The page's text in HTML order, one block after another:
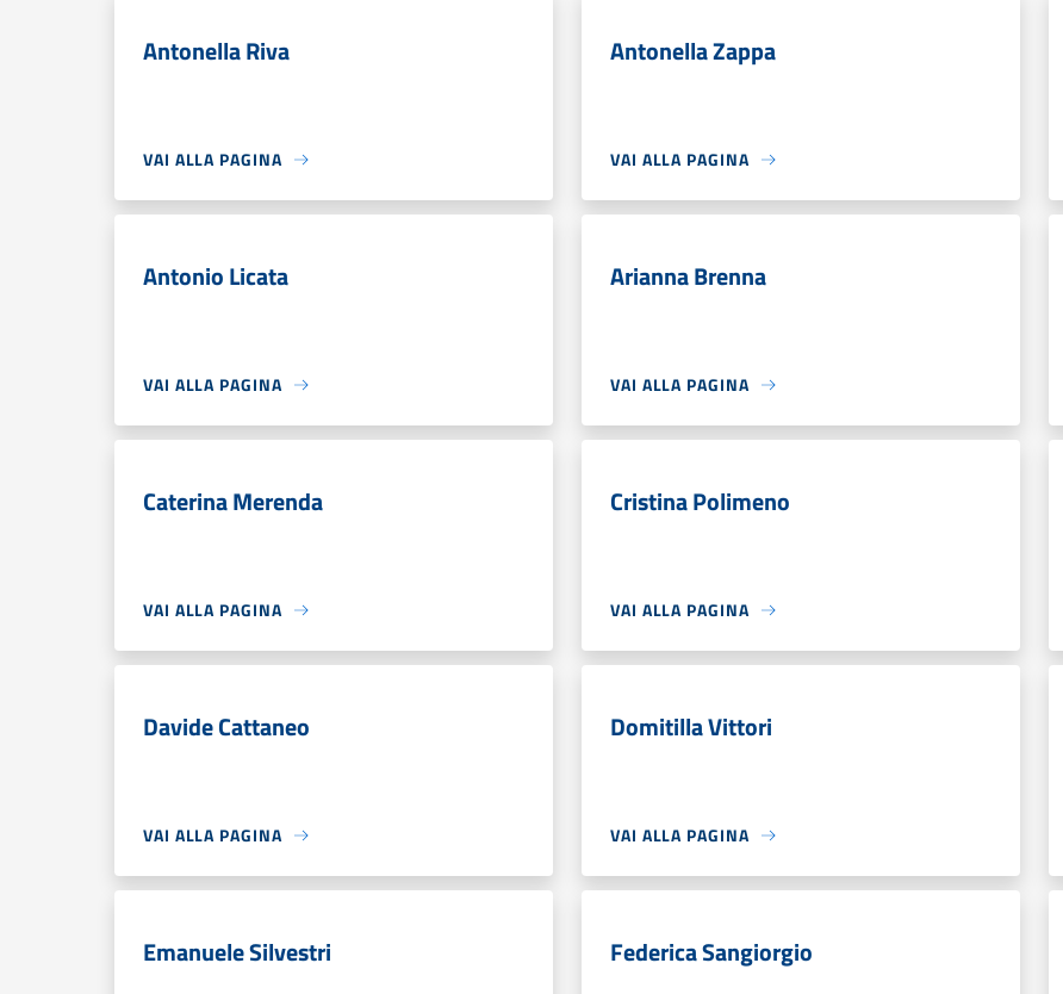
Antonella Riva
VAI ALLA PAGINA
Antonella Zappa
VAI ALLA PAGINA
Antonio Licata
VAI ALLA PAGINA
Arianna Brenna
VAI ALLA PAGINA
Caterina Merenda
VAI ALLA PAGINA
Cristina Polimeno
VAI ALLA PAGINA
Davide Cattaneo
VAI ALLA PAGINA
Domitilla Vittori
VAI ALLA PAGINA
Emanuele Silvestri Federica Sangiorgio